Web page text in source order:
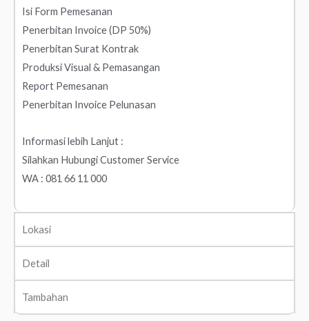
Isi Form Pemesanan
Penerbitan Invoice (DP 50%)
Penerbitan Surat Kontrak
Produksi Visual & Pemasangan
Report Pemesanan
Penerbitan Invoice Pelunasan
Informasi lebih Lanjut :
Silahkan Hubungi Customer Service
WA : 081 66 11 000
Lokasi
Detail
Tambahan